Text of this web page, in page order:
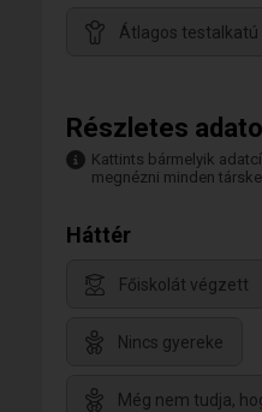
Átlagos testalkatú
Részletes
Kattints bármelyik
megnézni minden
Háttér
Főiskolát végzett
Nincs gyereke
Még nem tudja,